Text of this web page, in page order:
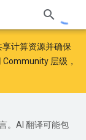
享计算资源并确保
层级，
。AI 翻译可能包